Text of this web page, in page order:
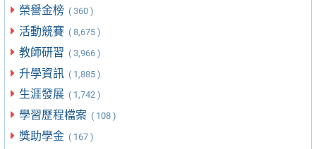
榮譽金榜 ( 360 )
活動競賽 ( 8,675 )
教師研習 ( 3,966 )
升學資訊 ( 1,885 )
生涯發展 ( 1,742 )
學習歷程檔案 ( 108 )
獎助學金 ( 167 )